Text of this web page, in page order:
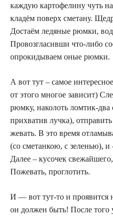
каждую картофелину чуть
кладём поверх сметану.
Достаём ледяные рюмки,
Провозгласивши что-либо
опрокидываем оные рюмки.
А вот тут – самое
от этого многое зависит)
рюмку, наколоть ломтик-два
прихватив лучка),
жевать. В это время
(со сметанкою, с зеленью),
Далее – кусочек
Пожевать, проглотить.
И — вот тут-то и проявится
он должен быть! После того